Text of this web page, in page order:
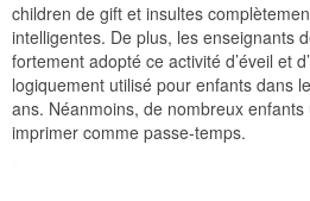
children de gift et insultes
intelligentes. De plus, les enseignants
fortement adopté ce activité d’éveil et
logiquement utilisé pour enfants dans
ans. Néanmoins, de nombreux
imprimer comme passe-temps.